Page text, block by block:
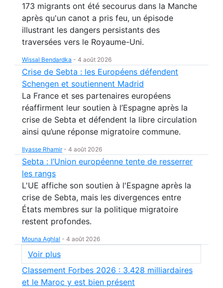
173 migrants ont été secourus dans la Manche
après qu'un canot a pris feu, un épisode
illustrant les dangers persistants des
traversées vers le Royaume-Uni.
Wissal Bendardka - 4 août 2026
Crise de Sebta : les Européens défendent
Schengen et soutiennent Madrid
La France et ses partenaires européens
réaffirment leur soutien à l’Espagne après la
crise de Sebta et défendent la libre circulation
ainsi qu’une réponse migratoire commune.
Ilyasse Rhamir- 4 août 2026
Sebta : l’Union européenne tente de resserrer
les rangs
L'UE affiche son soutien à l'Espagne après la
crise de Sebta, mais les divergences entre
États membres sur la politique migratoire
restent profondes.
Mouna Aghlal - 4 août 2026
Voir plus
Classement Forbes 2026 : 3.428 milliardaires
et le Maroc y est bien présent